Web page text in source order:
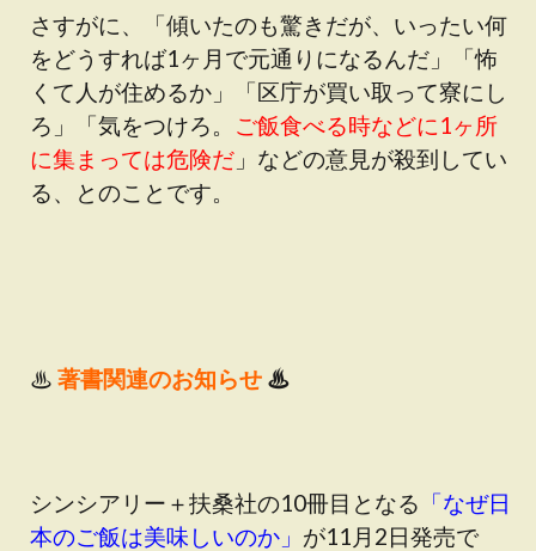
さすがに、「傾いたのも驚きだが、いったい何
をどうすれば1ヶ月で元通りになるんだ」「怖
くて人が住めるか」「区庁が買い取って寮にし
ろ」「気をつけろ。 ご飯食べる時などに1ヶ所
に集まっては危険だ 」などの意見が殺到してい
る、とのことです。
♨ 著書関連のお知らせ ♨
シンシアリー＋扶桑社の10冊目となる 「なぜ日
本のご飯は美味しいのか 」 が11月2日発売で